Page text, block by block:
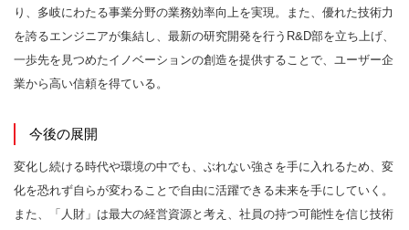
り、多岐にわたる事業分野の業務効率向上を実現。また、優れた技術力
を誇るエンジニアが集結し、最新の研究開発を行うR&D部を立ち上げ、
一歩先を見つめたイノベーションの創造を提供することで、ユーザー企
業から高い信頼を得ている。
今後の展開
変化し続ける時代や環境の中でも、ぶれない強さを手に入れるため、変
化を恐れず自らが変わることで自由に活躍できる未来を手にしていく。
また、「人財」は最大の経営資源と考え、社員の持つ可能性を信じ技術